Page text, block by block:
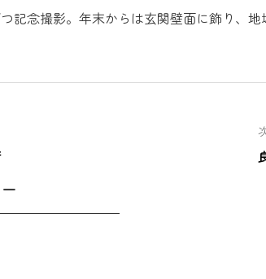
記念撮影。年末からは玄関壁面に飾り、